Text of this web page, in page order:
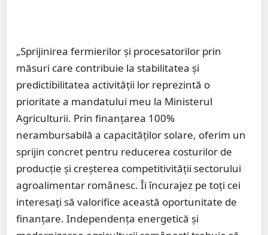
„Sprijinirea fermierilor și procesatorilor prin
măsuri care contribuie la stabilitatea și
predictibilitatea activității lor reprezintă o
prioritate a mandatului meu la Ministerul
Agriculturii. Prin finanțarea 100%
nerambursabilă a capacităților solare, oferim un
sprijin concret pentru reducerea costurilor de
producție și creșterea competitivității sectorului
agroalimentar românesc. Îi încurajez pe toți cei
interesați să valorifice această oportunitate de
finanțare. Independența energetică și